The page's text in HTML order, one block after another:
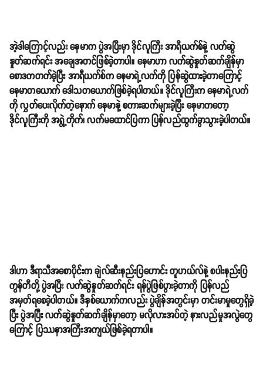
အဲ့ဒါကြောင့်လည်း နေမာက ပွဲအပြီးမှာ ဒိုင်လူကြီး အာရီယက်စ်နဲ့ လက်ဆွဲ
နှုတ်ဆက်ရင်း အချေအတင်ဖြစ်ခဲ့တာပါ။ နေမာဟာ လက်ဆွဲနှုတ်ဆက်ချိန်မှာ
စောဒကတက်ခဲ့ပြီး အာရီယက်စ်က နေမာရဲ့လက်ကို ပြန်ဆွဲထားခဲ့တာကြောင့်
နေမာတယောက် ဒေါသတယောက်ဖြစ်ခဲ့ရပါတယ်။ ဒိုင်လူကြီးက နေမာရဲ့လက်
ကို လွှတ်ပေးလိုက်တဲ့နောက် နေမာနဲ့ စကားဆက်များခဲ့ပြီး နေမာကတော့
ဒိုင်လူကြီးကို အရွဲ့တိုက်၊ လက်မထောင်ပြကာ ပြန်လည်ထွက်ခွာသွားခဲ့ပါတယ်။
ဒါဟာ ဒီရာသီအစောပိုင်းက ချဲလ်ဆီးနည်းပြဟောင်း တူဟယ်လ်နဲ့ စပါးနည်းပြ
ကွန်တီတို့ ပွဲအပြီး လက်ဆွဲနှုတ်ဆက်ရင်း ရန်ပွဲဖြစ်ပွားခဲ့တာကို ပြန်လည်
အမှတ်ရစေခဲ့ပါတယ်။ ဒီနှစ်ယောက်ကလည်း ပွဲချိန်အတွင်းမှာ တင်းမာမှုတွေရှိခဲ့
ပြီး ပွဲအပြီး လက်ဆွဲနှုတ်ဆက်ချိန်မှာတော့ မလိုလားအပ်တဲ့ နားလည်မှုအလွဲတွေ
ကြောင့် ပြဿနာအကြီးအကျယ်ဖြစ်ခဲ့ရတာပါ။